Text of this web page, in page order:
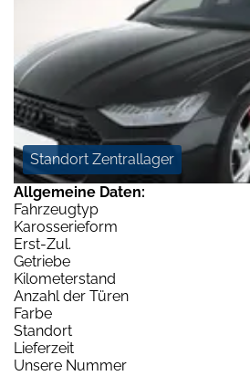
Standort Zentrallager
Allgemeine Daten:
Fahrzeugtyp
Karosserieform
Erst-Zul.
Getriebe
Kilometerstand
Anzahl der Türen
Farbe
Standort
Lieferzeit
Unsere Nummer